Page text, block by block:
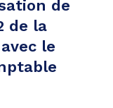
de
de la
le